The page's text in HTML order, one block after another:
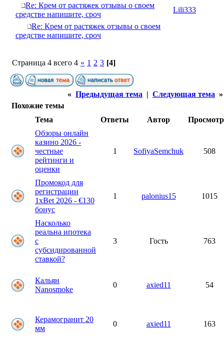
Re: Крем от растяжек отзывы о своем
средстве напишите, сроч
Lili333
Re: Крем от растяжек отзывы о своем
средстве напишите, сроч
Страница 4 всего 4 « 1 2 3 [4]
« Предыдущая тема | Следующая тема »
Похожие темы
Тема
Ответы Автор
Обзоры онлайн
казино 2026 -
честные
рейтинги и
оценки
1 SofiyaSemchuk 508
Промокод для
регистрации
1xBet 2026 - €130
бонус
1 palonius15 1015
Насколько
реальна ипотека
с
субсидированной
ставкой?
3 Гость 763
Кальян
Nanosmoke
0 axied11 54
Керамогранит 20
мм
0 axied11 163